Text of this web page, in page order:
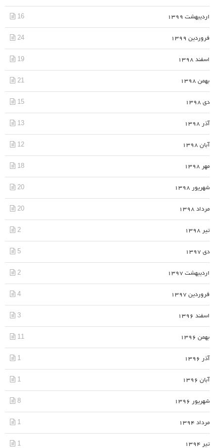
اردیبهشت 1399 16
فروردین 1399 24
اسفند 1398 19
بهمن 1398 21
دی 1398 15
آذر 1398 13
آبان 1398 12
مهر 1398 18
شهریور 1398 20
مرداد 1398 20
تیر 1398 2
دی 1397 5
اردیبهشت 1397 2
فروردین 1397 4
اسفند 1396 3
بهمن 1396 11
آذر 1396 1
آبان 1396 1
شهریور 1396 8
مرداد 1394 1
تیر 1394 1